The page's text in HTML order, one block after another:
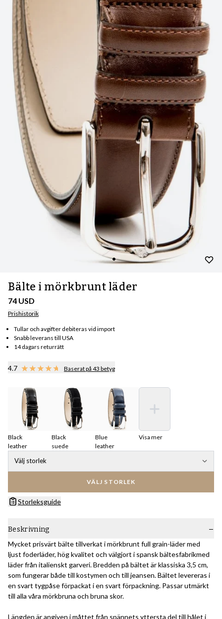
Bälte i mörkbrunt läder
74 USD
Prishistorik
Tullar och avgifter debiteras vid import
Snabb leverans till USA
14 dagars returrätt
4.7 Baserat på 43 betyg
Black
leather
Black
suede
Blue
leather
Visa mer
Välj storlek
VÄLJ STORLEK
Storleksguide
Beskrivning
Mycket prisvärt bälte tillverkat i mörkbrunt full grain-läder med
ljust foderläder, hög kvalitet och välgjort i spansk bältesfabrikmed
läder från italienskt garveri. Bredden på bältet är klassiska 3,5 cm,
som fungerar både till kostymen och till jeansen. Bältet levereras i
en svart tygpåse förpackat i en svart förpackning. Passar utmärkt
till alla våra mörkbruna och bruna skor.
Längden är angiven i måttet från spännets yttersta del till hålet i